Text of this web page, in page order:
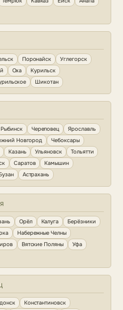
Поронайск
Углегорск
Оха
Курильск
Шикотан
Рыбинск Череповец
Ярославль
Новгород
Чебоксары
Казань Ульяновск
Тольятти
Саратов
Камышин
Астрахань
Орёл Калуга
Берёзники
Набережные Челны
Вятские Поляны
Уфа
Константиновск